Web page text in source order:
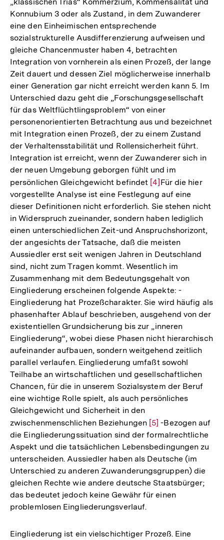
Konnubium 3 oder als Zustand, in dem Zuwanderer
eine den Einheimischen entsprechende
sozialstrukturelle Ausdifferenzierung aufweisen und
gleiche Chancenmuster haben 4, betrachten
Integration von vornherein als einen Prozeß, der lange
Zeit dauert und dessen Ziel möglicherweise innerhalb
einer Generation gar nicht erreicht werden kann 5. Im
Unterschied dazu geht die „Forschungsgesellschaft
für das Weltflüchtlingsproblem“ von einer
personenorientierten Betrachtung aus und bezeichnet
mit Integration einen Prozeß, der zu einem Zustand
der Verhaltensstabilität und Rollensicherheit führt.
Integration ist erreicht, wenn der Zuwanderer sich in
der neuen Umgebung geborgen fühlt und im
persönlichen Gleichgewicht befindet Zur
Auflösung
der
Fußnote
[4] Für die hier
vorgestellte Analyse ist eine Festlegung auf eine
dieser Definitionen nicht erforderlich. Sie stehen nicht
in Widerspruch zueinander, sondern haben lediglich
einen unterschiedlichen Zeit-und Anspruchshorizont,
der angesichts der Tatsache, daß die meisten
Aussiedler erst seit wenigen Jahren in Deutschland
sind, nicht zum Tragen kommt. Wesentlich im
Zusammenhang mit dem Bedeutungsgehalt von
Eingliederung erscheinen folgende Aspekte: -
Eingliederung hat Prozeßcharakter. Sie wird häufig als
phasenhafter Ablauf beschrieben, ausgehend von der
existentiellen Grundsicherung bis zur „inneren
Eingliederung“, wobei diese Phasen nicht hierarchisch
aufeinander aufbauen, sondern weitgehend zeitlich
parallel verlaufen. Eingliederung umfaßt sowohl
Teilhabe an wirtschaftlichen und gesellschaftlichen
Chancen, für die in unserem Sozialsystem der Beruf
eine wichtige Rolle spielt, als auch persönliches
Gleichgewicht und Sicherheit in den
zwischenmenschlichen Beziehungen Zur
Auflösung
der
Fußnote
[5] -Bezogen auf
die Eingliederungssituation sind der formalrechtliche
Aspekt und die tatsächlichen Lebensbedingungen zu
unterscheiden. Aussiedler haben als Deutsche (im
Unterschied zu anderen Zuwanderungsgruppen) die
gleichen Rechte wie andere deutsche Staatsbürger;
das bedeutet jedoch keine Gewähr für einen
problemlosen Eingliederungsverlauf.
Eingliederung ist ein vielschichtiger Prozeß. Eine